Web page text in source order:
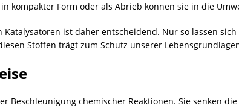
kompakter Form oder als Abrieb können sie in die
ist daher entscheidend. Nur so lassen
Stoffen trägt zum Schutz unserer
Beschleunigung chemischer Reaktionen. Sie senken